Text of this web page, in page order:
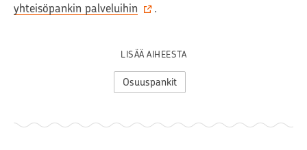
yhteisöpankin palveluihin
.
LISÄÄ AIHEESTA
Osuuspankit